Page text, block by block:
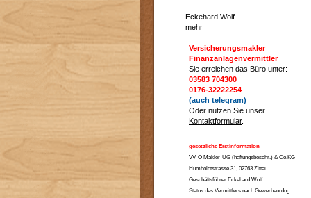
Eckehard Wolf
mehr
Versicherungsmakler
Finanzanlagenvermittler
Sie erreichen das Büro unter:
03583 704300
0176-32222254
(auch telegram)
Oder nutzen Sie unser
Kontaktformular.
gesetzliche Erstinformation
VV-O Makler-UG (haftungsbeschr.) & Co.KG
Humboldtstrasse 31, 02763 Zittau
Geschäftsführer:Eckehard Wolf
Status des Vermittlers nach Gewerbeordng: